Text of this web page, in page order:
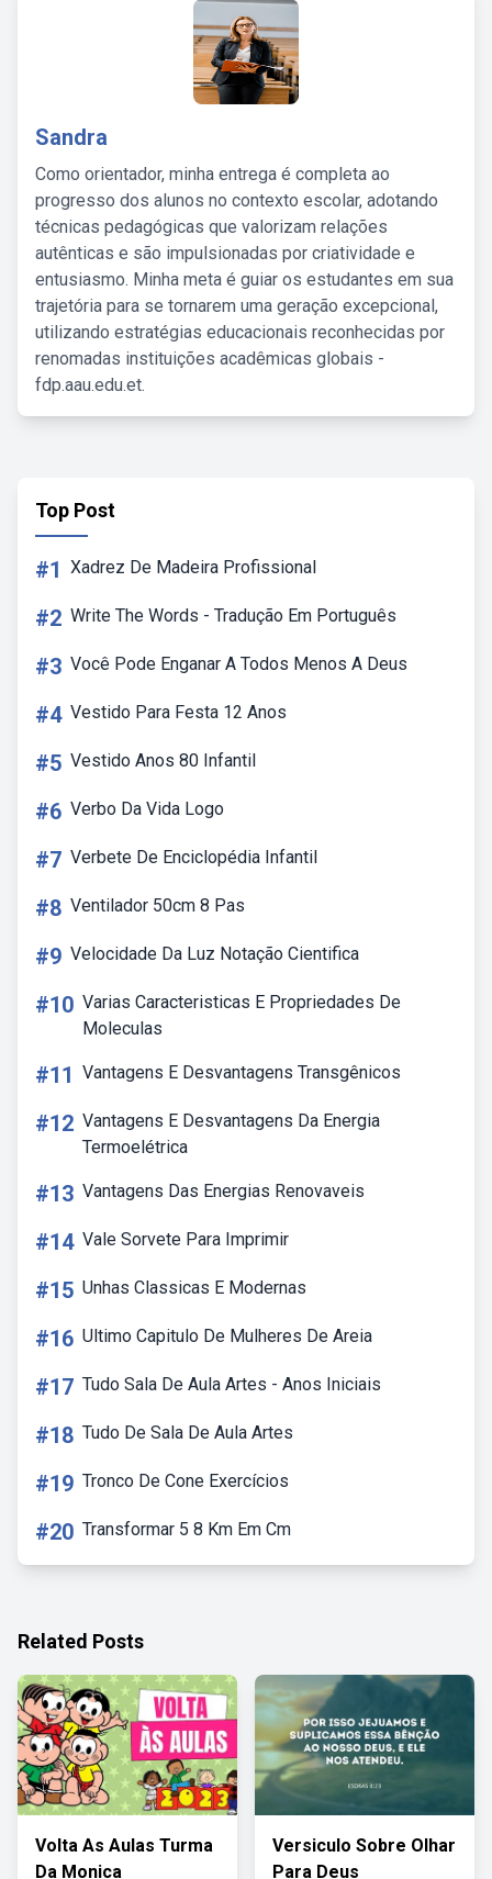
Sandra
Como orientador, minha entrega é completa ao
progresso dos alunos no contexto escolar, adotando
técnicas pedagógicas que valorizam relações
autênticas e são impulsionadas por criatividade e
entusiasmo. Minha meta é guiar os estudantes em sua
trajetória para se tornarem uma geração excepcional,
utilizando estratégias educacionais reconhecidas por
renomadas instituições acadêmicas globais -
fdp.aau.edu.et.
Top Post
#1 Xadrez De Madeira Profissional
#2 Write The Words - Tradução Em Português
#3 Você Pode Enganar A Todos Menos A Deus
#4 Vestido Para Festa 12 Anos
#5 Vestido Anos 80 Infantil
#6 Verbo Da Vida Logo
#7 Verbete De Enciclopédia Infantil
#8 Ventilador 50cm 8 Pas
#9 Velocidade Da Luz Notação Cientifica
#10 Varias Caracteristicas E Propriedades De
Moleculas
#11 Vantagens E Desvantagens Transgênicos
#12 Vantagens E Desvantagens Da Energia
Termoelétrica
#13 Vantagens Das Energias Renovaveis
#14 Vale Sorvete Para Imprimir
#15 Unhas Classicas E Modernas
#16 Ultimo Capitulo De Mulheres De Areia
#17 Tudo Sala De Aula Artes - Anos Iniciais
#18 Tudo De Sala De Aula Artes
#19 Tronco De Cone Exercícios
#20 Transformar 5 8 Km Em Cm
Related Posts
Volta As Aulas Turma
Da Monica
Versiculo Sobre Olhar
Para Deus